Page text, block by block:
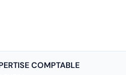
COMPTABLE